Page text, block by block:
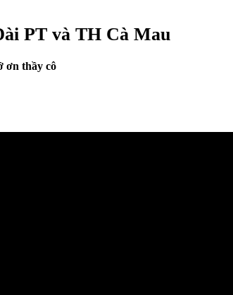
PT và TH Cà Mau
ơn thầy cô